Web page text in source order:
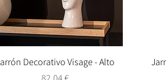
Vista rápida
Decorativo Visage - Alto
Precio